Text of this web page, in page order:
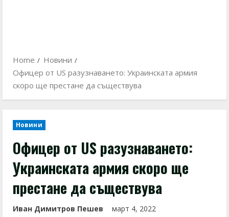
Home
Новини
Офицер от US разузнаването: Украинската армия
скоро ще престане да съществува
Новини
Офицер от US разузнаването:
Украинската армия скоро ще
престане да съществува
Иван Димитров Пешев март 4, 2022